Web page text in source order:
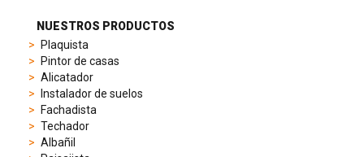
sporty
chronographs
elegant
watches.
NUESTROS PRODUCTOS
Plaquista
Pintor de casas
Alicatador
Instalador de suelos
Fachadista
Techador
Albañil